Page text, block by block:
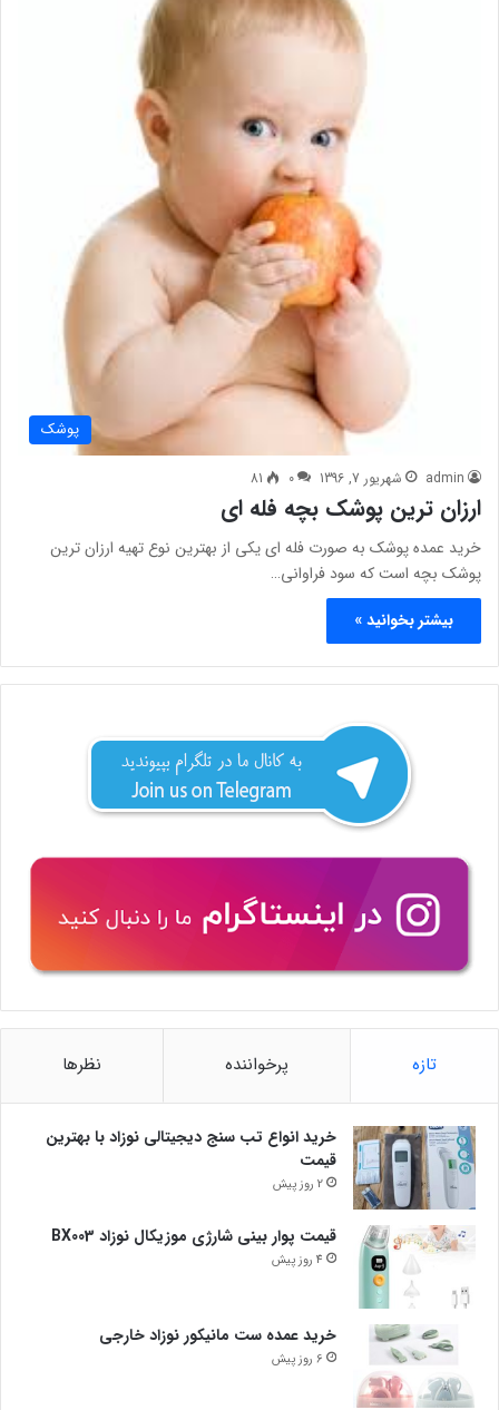
پوشک
admin شهریور 7, 1396 0
81
ارزان ترین پوشک بچه فله ای
خرید عمده پوشک به صورت فله ای یکی از بهترین نوع تهیه ارزان ترین
پوشک بچه است که سود فراوانی…
بیشتر بخوانید »
تازه پرخواننده نظرها
خرید انواع تب سنج دیجیتالی نوزاد با بهترین
قیمت
2 روز پیش
قیمت پوار بینی شارژی موزیکال نوزاد BX003
4 روز پیش
خرید عمده ست مانیکور نوزاد خارجی
6 روز پیش